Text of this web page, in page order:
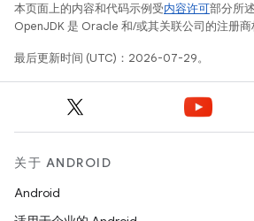
本页面上的内容和代码示例受内容许可部分所
OpenJDK 是 Oracle 和/或其关联公司的注册商
最后更新时间 (UTC)：2026-07-29。
关于 ANDROID
Android